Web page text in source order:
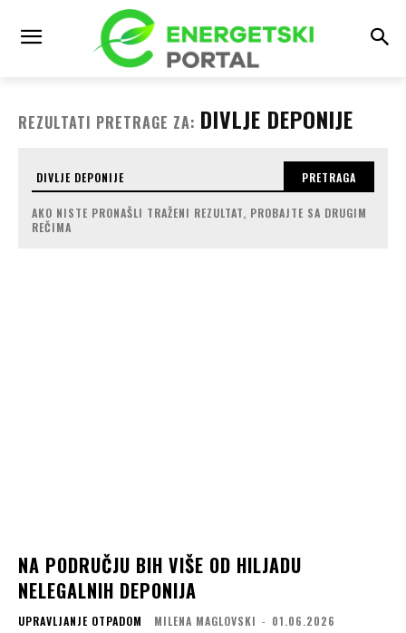
REZULTATI PRETRAGE ZA: DIVLJE DEPONIJE
PRETRAGA
AKO NISTE PRONAŠLI TRAŽENI REZULTAT, PROBAJTE SA DRUGIM
REČIMA
NA PODRUČJU BIH VIŠE OD HILJADU
NELEGALNIH DEPONIJA
UPRAVLJANJE OTPADOM MILENA MAGLOVSKI - 01.06.2026